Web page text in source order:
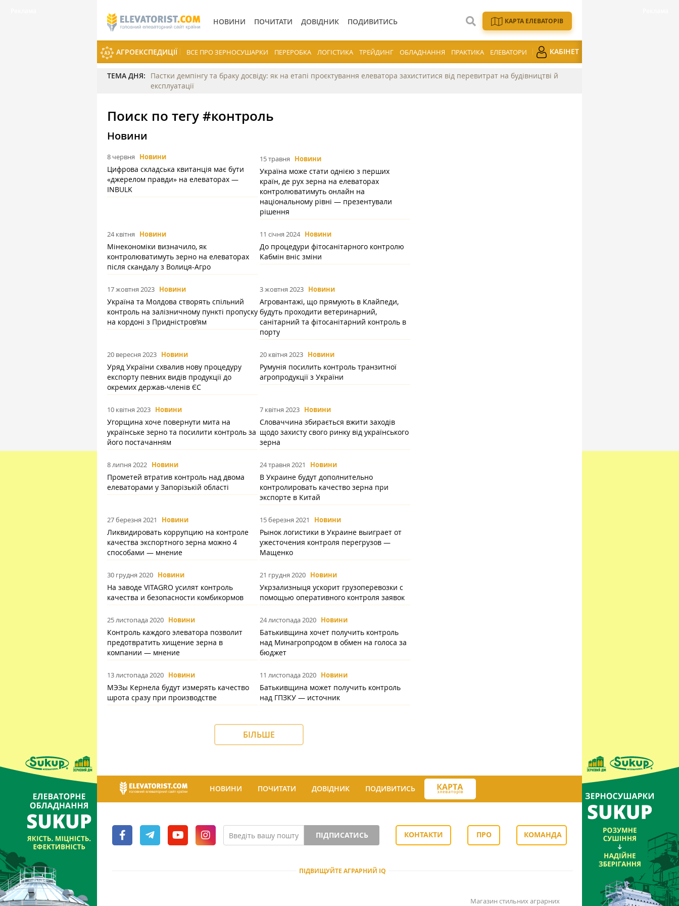
НОВИНИ ПОЧИТАТИ ДОВІДНИК ПОДИВИТИСЬ КАРТА ЕЛЕВАТОРІВ
АГРОЕКСПЕДИЦІЇ ВСЕ ПРО ЗЕРНОСУШАРКИ ПЕРЕРОБКА ЛОГІСТИКА ТРЕЙДИНГ ОБЛАДНАННЯ ПРАКТИКА ЕЛЕВАТОРИ КАБІНЕТ
ТЕМА ДНЯ:
Пастки демпінгу та браку досвіду: як на етапі проєктування елеватора захиститися від перевитрат на будівництві й
експлуатації
Поиск по тегу #контроль
Новини
8 червня Новини
Цифрова складська квитанція має бути
«джерелом правди» на елеваторах —
INBULK
15 травня Новини
Україна може стати однією з перших
країн, де рух зерна на елеваторах
контролюватимуть онлайн на
національному рівні — презентували
рішення
24 квітня Новини
Мінекономіки визначило, як
контролюватимуть зерно на елеваторах
після скандалу з Волиця-Агро
11 січня 2024 Новини
До процедури фітосанітарного контролю
Кабмін вніс зміни
17 жовтня 2023 Новини
Україна та Молдова створять спільний
контроль на залізничному пункті пропуску
на кордоні з Придністров’ям
3 жовтня 2023 Новини
Агровантажі, що прямують в Клайпеди,
будуть проходити ветеринарний,
санітарний та фітосанітарний контроль в
порту
20 вересня 2023 Новини
Уряд України схвалив нову процедуру
експорту певних видів продукції до
окремих держав-членів ЄС
20 квітня 2023 Новини
Румунія посилить контроль транзитної
агропродукції з України
10 квітня 2023 Новини
Угорщина хоче повернути мита на
українське зерно та посилити контроль за
його постачанням
7 квітня 2023 Новини
Словаччина збирається вжити заходів
щодо захисту свого ринку від українського
зерна
8 липня 2022 Новини
Прометей втратив контроль над двома
елеваторами у Запорізькій області
24 травня 2021 Новини
В Украине будут дополнительно
контролировать качество зерна при
экспорте в Китай
27 березня 2021 Новини
Ликвидировать коррупцию на контроле
качества экспортного зерна можно 4
способами — мнение
15 березня 2021 Новини
Рынок логистики в Украине выиграет от
ужесточения контроля перегрузов —
Мащенко
30 грудня 2020 Новини
На заводе VITAGRO усилят контроль
качества и безопасности комбикормов
21 грудня 2020 Новини
Укрзализныця ускорит грузоперевозки с
помощью оперативного контроля заявок
25 листопада 2020 Новини
Контроль каждого элеватора позволит
предотвратить хищение зерна в
компании — мнение
24 листопада 2020 Новини
Батькивщина хочет получить контроль
над Минагропродом в обмен на голоса за
бюджет
13 листопада 2020 Новини
МЭЗы Кернела будут измерять качество
шрота сразу при производстве
11 листопада 2020 Новини
Батькивщина может получить контроль
над ГПЗКУ — источник
БІЛЬШЕ
НОВИНИ ПОЧИТАТИ ДОВІДНИК ПОДИВИТИСЬ
ПІДПИСАТИСЬ КОНТАКТИ
ПРО
КОМАНДА
ПІДВИЩУЙТЕ АГРАРНИЙ IQ
Магазин стильних аграрних